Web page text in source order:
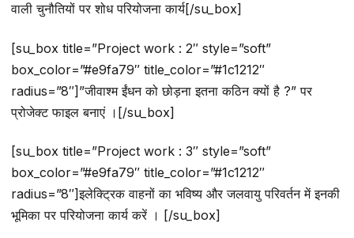
वाली चुनौतियों पर शोध परियोजना कार्य[/su_box]
[su_box title=”Project work : 2″ style=”soft”
box_color=”#e9fa79″ title_color=”#1c1212″
radius=”8″]”जीवाश्म ईंधन को छोड़ना इतना कठिन क्यों है ?” पर
प्रोजेक्ट फाइल बनाएं ।[/su_box]
[su_box title=”Project work : 3″ style=”soft”
box_color=”#e9fa79″ title_color=”#1c1212″
radius=”8″]इलेक्ट्रिक वाहनों का भविष्य और जलवायु परिवर्तन में इनकी
भूमिका पर परियोजना कार्य करें । [/su_box]